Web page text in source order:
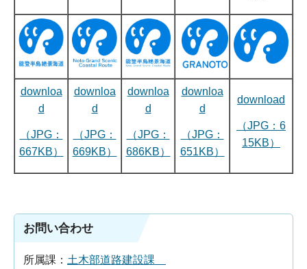
downloa
d
（JPG：
667KB）
downloa
d
（JPG：
669KB）
downloa
d
（JPG：
686KB）
downloa
d
（JPG：
651KB）
download
（JPG：6
15KB）
お問い合わせ
所属課： 土木部道路建設課